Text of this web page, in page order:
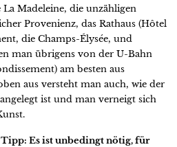
Madeleine, die unzähligen
Provenienz, das Rathaus (Hôtel
die Champs-Élysée, und
man übrigens von der U-Bahn
am besten aus
aus versteht man auch, wie der
ist und man verneigt sich
Es ist unbedingt nötig, für